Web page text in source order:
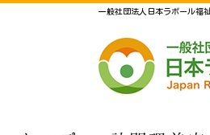
一般社団法人日本ラポール福